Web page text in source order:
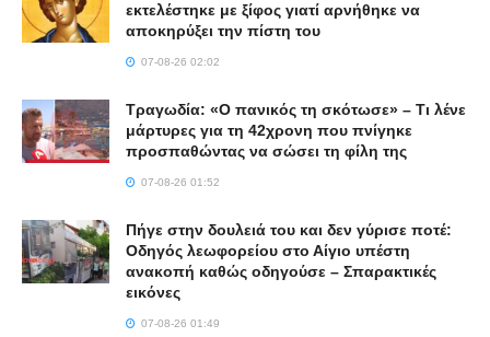
εκτελέστηκε με ξίφος γιατί αρνήθηκε να
αποκηρύξει την πίστη του
07-08-26 02:02
Τραγωδία: «Ο πανικός τη σκότωσε» – Τι λένε
μάρτυρες για τη 42χρονη που πνίγηκε
προσπαθώντας να σώσει τη φίλη της
07-08-26 01:52
Πήγε στην δουλειά του και δεν γύρισε ποτέ:
Οδηγός λεωφορείου στο Αίγιο υπέστη
ανακοπή καθώς οδηγούσε – Σπαρακτικές
εικόνες
07-08-26 01:49